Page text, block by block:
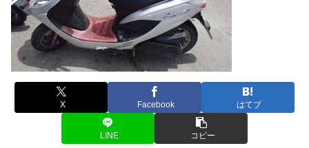
X Facebook はてブ
LINE コピー